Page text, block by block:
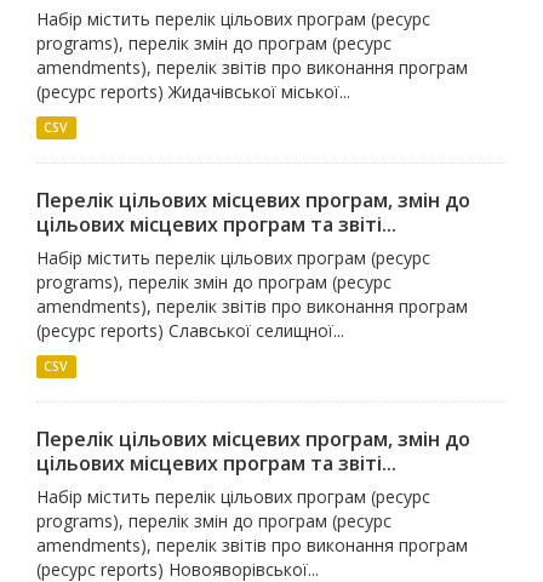
Набір містить перелік цільових програм (ресурс
programs), перелік змін до програм (ресурс
amendments), перелік звітів про виконання програм
(ресурс reports) Жидачівської міської...
CSV
Перелік цільових місцевих програм, змін до
цільових місцевих програм та звіті...
Набір містить перелік цільових програм (ресурс
programs), перелік змін до програм (ресурс
amendments), перелік звітів про виконання програм
(ресурс reports) Славської селищної...
CSV
Перелік цільових місцевих програм, змін до
цільових місцевих програм та звіті...
Набір містить перелік цільових програм (ресурс
programs), перелік змін до програм (ресурс
amendments), перелік звітів про виконання програм
(ресурс reports) Новояворівської...